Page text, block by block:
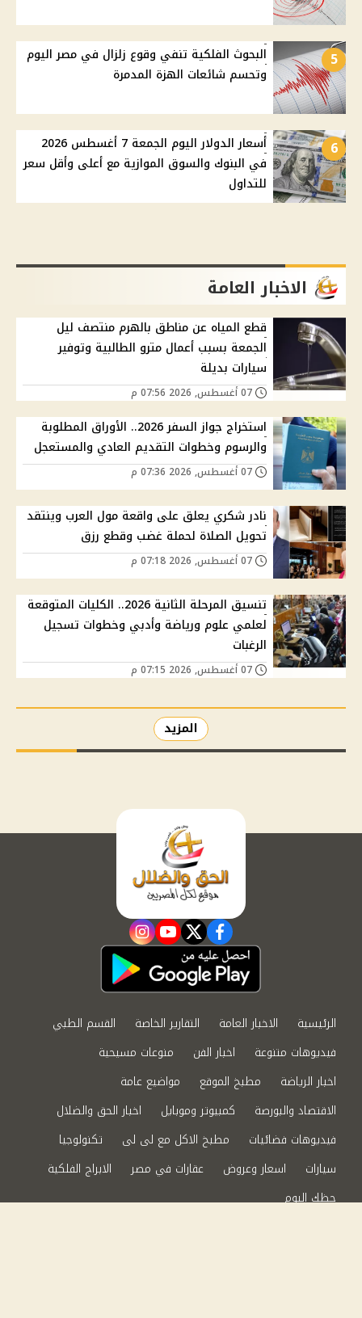
5
البحوث الفلكية تنفي وقوع زلزال في مصر اليوم
وتحسم شائعات الهزة المدمرة
6
أسعار الدولار اليوم الجمعة 7 أغسطس 2026
في البنوك والسوق الموازية مع أعلى وأقل سعر
للتداول
الاخبار العامة
قطع المياه عن مناطق بالهرم منتصف ليل
الجمعة بسبب أعمال مترو الطالبية وتوفير
سيارات بديلة
استخراج جواز السفر 2026.. الأوراق المطلوبة
والرسوم وخطوات التقديم العادي والمستعجل
نادر شكري يعلق على واقعة مول العرب وينتقد
تحويل الصلاة لحملة غضب وقطع رزق
تنسيق المرحلة الثانية 2026.. الكليات المتوقعة
لعلمي علوم ورياضة وأدبي وخطوات تسجيل
الرغبات
المزيد
facebook
twitter
youtube
instagram
الرئيسية الاخبار العامة التقارير الخاصة
القسم الطبي
فيديوهات متنوعة
اخبار الفن
منوعات مسيحية
اخبار الرياضة
مطبخ الموقع
مواضيع عامة
الاقتصاد والبورصة
كمبيوتر وموبايل
اخبار الحق والضلال
فيديوهات فضائيات
مطبخ الاكل مع لى لى
تكنولوجيا
سيارات
اسعار وعروض عقارات في مصر
الابراج الفلكية
حظك اليوم